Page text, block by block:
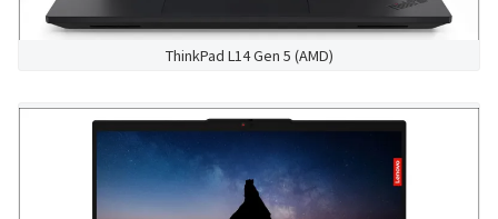
ThinkPad L14 Gen 5 (AMD)